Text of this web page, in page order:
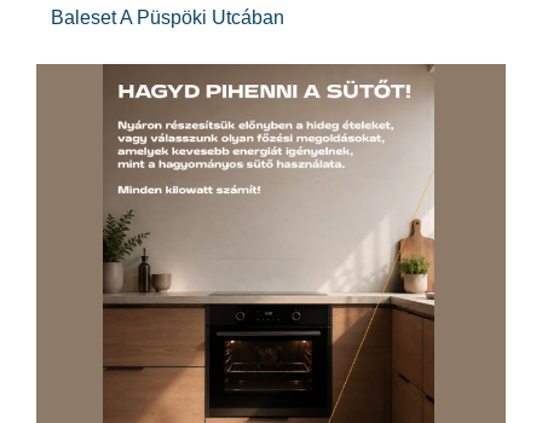
Baleset A Püspöki Utcában